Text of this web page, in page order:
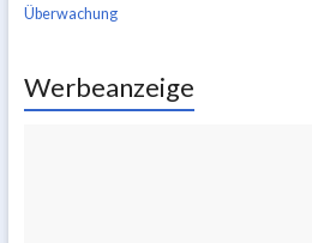
Überwachung
Werbeanzeige